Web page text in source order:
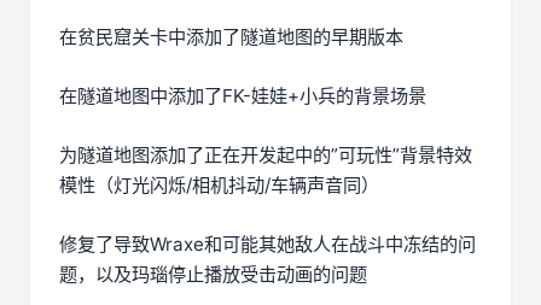
在贫民窟关卡中添加了隧道地图的早期版本
在隧道地图中添加了FK-娃娃+小兵的背景场景
为隧道地图添加了正在开发起中的”可玩性”背景特效
模性（灯光闪烁/相机抖动/车辆声音同）
修复了导致Wraxe和可能其她敌人在战斗中冻结的问
题，以及玛瑙停止播放受击动画的问题